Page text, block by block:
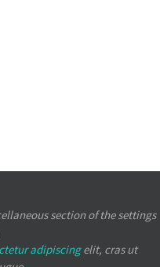
section of the settings
adipiscingelit, cras ut